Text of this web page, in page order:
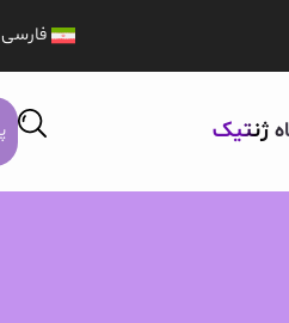
فارسی
ژنتیک